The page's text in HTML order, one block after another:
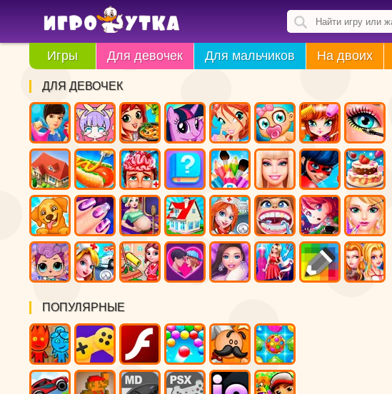
Игры Для девочек Для мальчиков На двоих
ДЛЯ ДЕВОЧЕК
ПОПУЛЯРНЫЕ